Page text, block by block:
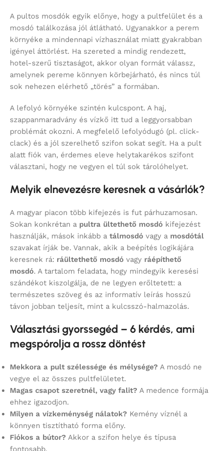
A pultos mosdók egyik előnye, hogy a pultfelület és a
mosdó találkozása jól átlátható. Ugyanakkor a perem
környéke a mindennapi vízhasználat miatt gyakrabban
igényel áttörlést. Ha szereted a mindig rendezett,
hotel-szerű tisztaságot, akkor olyan formát válassz,
amelynek pereme könnyen körbejárható, és nincs túl
sok nehezen elérhető „törés” a formában.
A lefolyó környéke szintén kulcspont. A haj,
szappanmaradvány és vízkő itt tud a leggyorsabban
problémát okozni. A megfelelő lefolyódugó (pl. click-
clack) és a jól szerelhető szifon sokat segít. Ha a pult
alatt fiók van, érdemes eleve helytakarékos szifont
választani, hogy ne vegyen el túl sok tárolóhelyet.
Melyik elnevezésre keresnek a vásárlók?
A magyar piacon több kifejezés is fut párhuzamosan.
Sokan konkrétan a pultra ültethető mosdó kifejezést
használják, mások inkább a tálmosdó vagy a mosdótál
szavakat írják be. Vannak, akik a beépítés logikájára
keresnek rá: ráültethető mosdó vagy ráépíthető
mosdó. A tartalom feladata, hogy mindegyik keresési
szándékot kiszolgálja, de ne legyen erőltetett: a
természetes szöveg és az informatív leírás hosszú
távon jobban teljesít, mint a kulcsszó-halmazolás.
Választási gyorssegéd – 6 kérdés, ami
megspórolja a rossz döntést
Mekkora a pult szélessége és mélysége? A mosdó ne
vegye el az összes pultfelületet.
Magas csapot szeretnél, vagy falit? A medence formája
ehhez igazodjon.
Milyen a vízkeménység nálatok? Kemény víznél a
könnyen tisztítható forma előny.
Fiókos a bútor? Akkor a szifon helye és típusa
fontosabb.